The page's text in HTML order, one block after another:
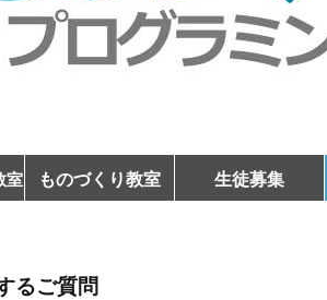
室 ものづくり教室 生徒募集
るご質問